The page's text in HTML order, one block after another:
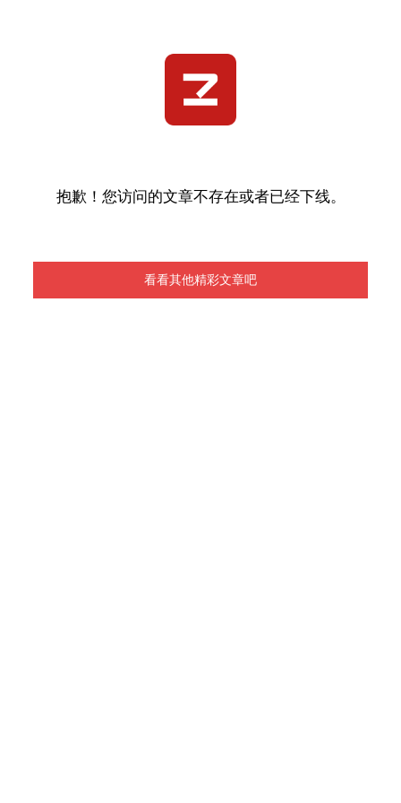
抱歉！您访问的文章不存在或者已经下线。
看看其他精彩文章吧